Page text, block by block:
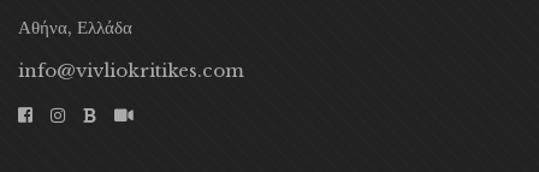
Αθήνα, Ελλάδα
info@vivliokritikes.com